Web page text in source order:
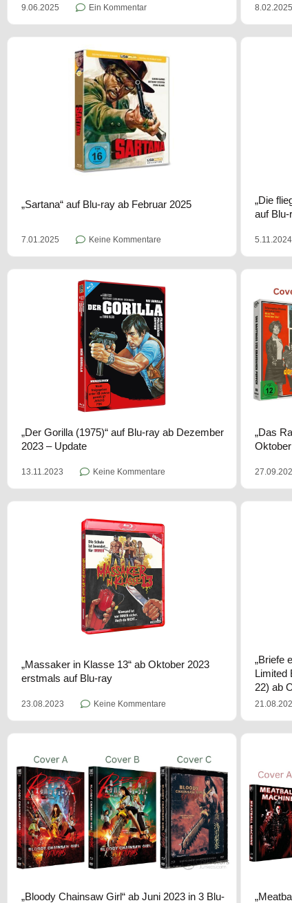
9.06.2025 Ein Kommentar 8.02.2025
„Sartana“ auf Blu-ray ab Februar 2025
7.01.2025 Keine Kommentare
„Die
auf
5.11.2024
„Der Gorilla (1975)“ auf Blu-ray ab Dezember
2023 – Update
13.11.2023 Keine Kommentare
„Das
„Massaker in Klasse 13“ ab Oktober 2023
erstmals auf Blu-ray
23.08.2023 Keine Kommentare
„Briefe
Limited
22) ab
„Bloody Chainsaw Girl“ ab Juni 2023 in 3 Blu-